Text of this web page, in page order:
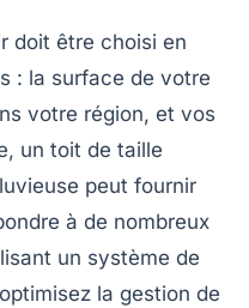
doit être choisi en
: la surface de votre
votre région, et vos
un toit de taille
peut fournir
à de nombreux
un système de
la gestion de